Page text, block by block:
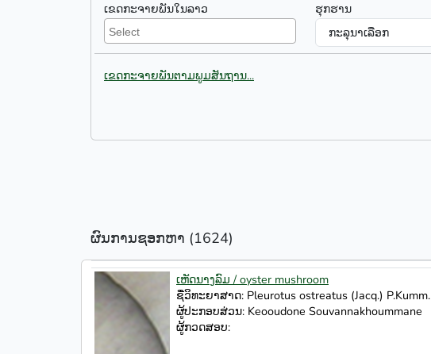
ເຂດກະຈາຍພັນໃນລາວ
ຮຸກຮານ
ເຂດກະຈາຍພັນຕາມພູມສັນຖານ...
ຜົນການຊອກຫາ (1624)
ເຫັດນາງລົມ / oyster mushroom
ຊື່ວິທະຍາສາດ: Pleurotus ostreatus (Jacq.) P.Kumm.
ຜູ້ປະກອບສ່ວນ: Keooudone Souvannakhoummane
ຜູ້ກວດສອບ: